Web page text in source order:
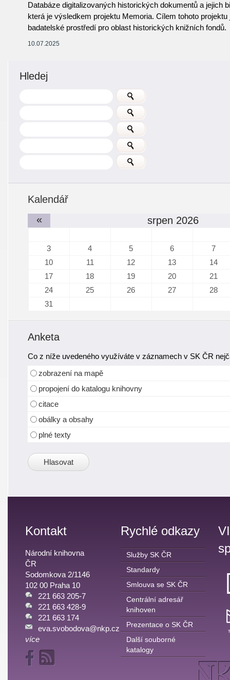
Databáze digitalizovaných historických dokumentů a jejich
která je výsledkem projektu Memoria. Cílem tohoto
badatelské prostředí pro oblast historických knižních fondů.
10.07.2025
Hledej
Kalendář
«
srpen 2026
3 4 5 6
7
10
11 12 13
14
17
18 19 20
21
24
25 26 27
28
31
Anketa
Co z níže uvedeného využíváte v záznamech v SK ČR
zobrazení na mapě
propojení do katalogu knihovny
citace
obálky a obsahy
plné texty
Kontakt
Národní knihovna
ČR
Sodomkova 2/1146
102 00 Praha 10
221 663 205-7
221 663 428-9
221 663 174
eva.svobodova@nkp.cz
více
Rychlé odkazy
Služby SK ČR
Standardy
Smlouva se SK ČR
Centrální adresář
knihoven
Prezentace o SK ČR
Další souborné
katalogy